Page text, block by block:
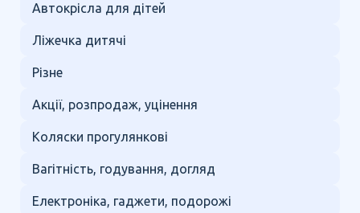
Автокрісла для дітей
Ліжечка дитячі
Різне
Акції, розпродаж, уцінення
Коляски прогулянкові
Вагітність, годування, догляд
Електроніка, гаджети, подорожі